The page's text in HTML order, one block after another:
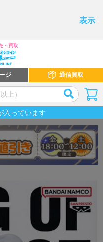
表示
・買取
ジ 通信買取
入っています